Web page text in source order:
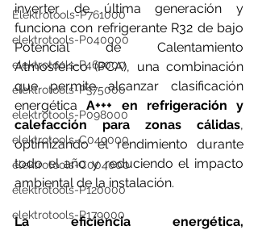
Elektrotools-P761000
elektrotools-P040000
elektrotools-P463000
elektrotools-P375000
elektrotools-P098000
elektrotools-C049000
elektrotools-C004000
elektrotools-P120000
elektrotools-P179000
inverter de última generación y
funciona con refrigerante R32 de bajo
Potencial de Calentamiento
Atmosférico (PCA), una combinación
que permite alcanzar clasificación
energética A+++ en refrigeración y
calefacción para zonas cálidas,
optimizando el rendimiento durante
todo el año y reduciendo el impacto
ambiental de la instalación.
La eficiencia energética,